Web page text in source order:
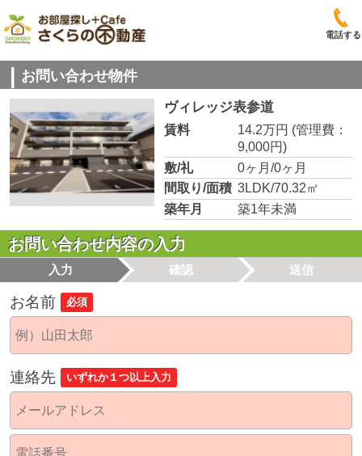
電話する
お問い合わせ物件
ヴィレッジ表参道
賃料 14.2万円 (管理費：
9,000円)
敷/礼
0ヶ月/0ヶ月
間取り/面積 3LDK/70.32㎡
築年月
築1年未満
お問い合わせ内容の入力
入力 確認 送信
お名前 必須
連絡先 いずれか１つ以上入力